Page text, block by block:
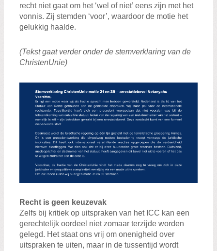
recht niet gaat om het ‘wel of niet’ eens zijn met het
vonnis. Zij stemden ‘voor’, waardoor de motie het
gelukkig haalde.
(Tekst gaat verder onder de stemverklaring van de
ChristenUnie)
Recht is geen keuzevak
Zelfs bij kritiek op uitspraken van het ICC kan een
gerechtelijk oordeel niet zomaar terzijde worden
gelegd. Het staat ons vrij om onenigheid over
uitspraken te uiten, maar in de tussentijd wordt